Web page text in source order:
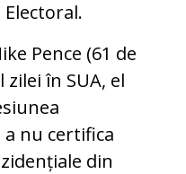
Pence (61 de
în SUA, el
nu certifica
din